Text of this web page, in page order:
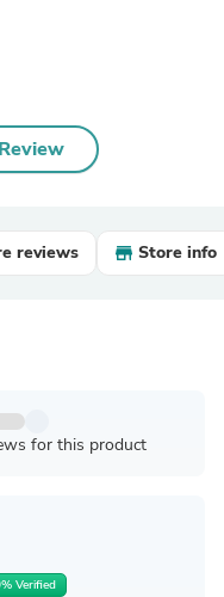
reviews Store info
for this product
Verified